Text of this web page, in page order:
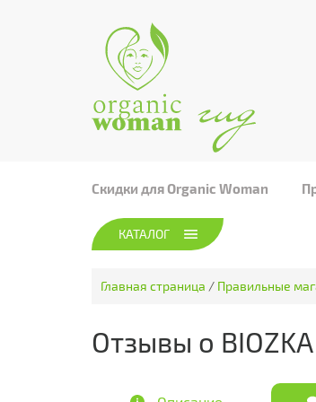
Скидки для Organic Woman
КАТАЛОГ
Главная страница / Правильные
Отзывы о